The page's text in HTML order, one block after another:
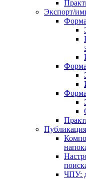
Экспорт/
ЧПУ: